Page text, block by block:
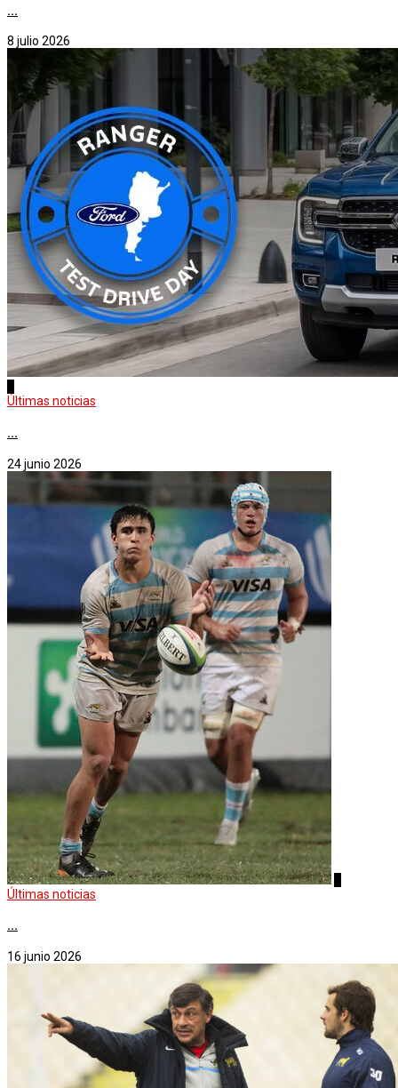
...
8 julio 2026
Últimas noticias
...
24 junio 2026
Últimas noticias
...
16 junio 2026